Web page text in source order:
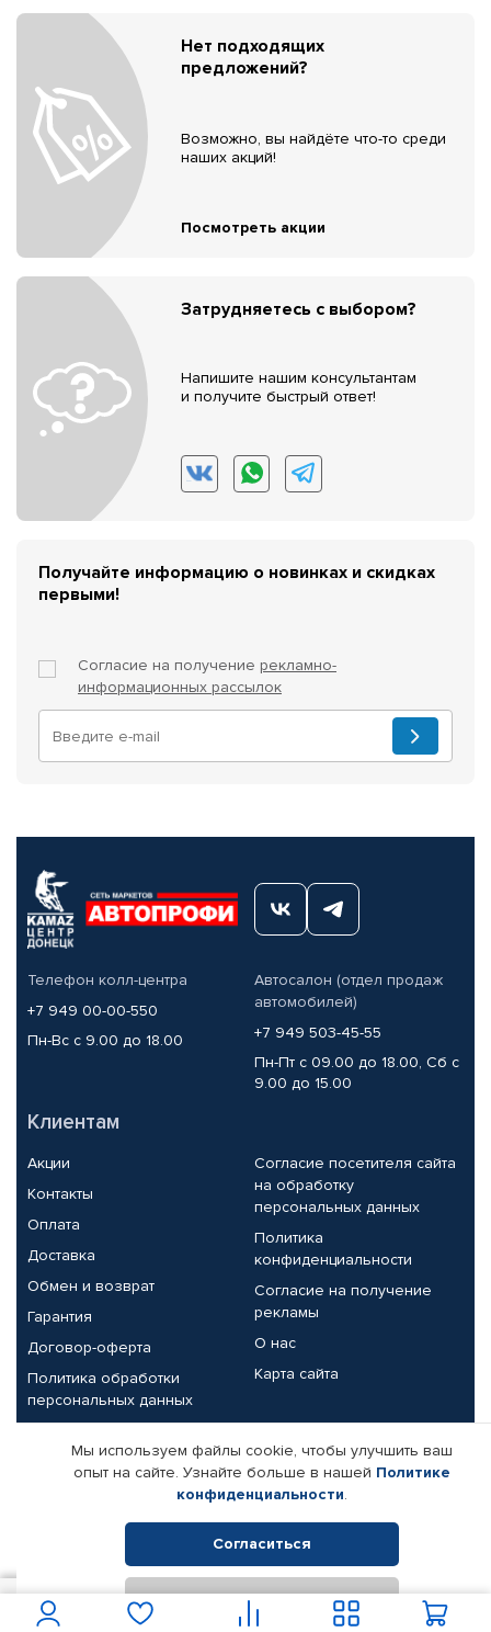
Нет подходящих
предложений?
Возможно, вы найдёте что-то среди
наших акций!
Посмотреть акции
Затрудняетесь с выбором?
Напишите нашим консультантам
и получите быстрый ответ!
Получайте информацию о новинках и скидках
первыми!
Согласие на получение рекламно-
информационных рассылок
Телефон колл-центра
+7 949 00-00-550
Пн-Вс с 9.00 до 18.00
Автосалон (отдел продаж
автомобилей)
+7 949 503-45-55
Пн-Пт с 09.00 до 18.00, Сб с
9.00 до 15.00
Клиентам
Акции
Контакты
Оплата
Доставка
Обмен и возврат
Гарантия
Договор-оферта
Политика обработки
персональных данных
Согласие посетителя сайта
на обработку
персональных данных
Политика
конфиденциальности
Согласие на получение
рекламы
О нас
Карта сайта
Партнерам
Корпоративным клиентам
Поставщикам
Реквизиты компании
© КАМАЗ ЦЕНТР ДОНЕЦК, 2015-2026. Все права защищены.
Интернет-магазин автомобильных товаров Автопрофи.
Мы используем файлы cookie, чтобы улучшить ваш
опыт на сайте. Узнайте больше в нашей Политике
конфиденциальности.
Согласиться
Отклонить
В корзину